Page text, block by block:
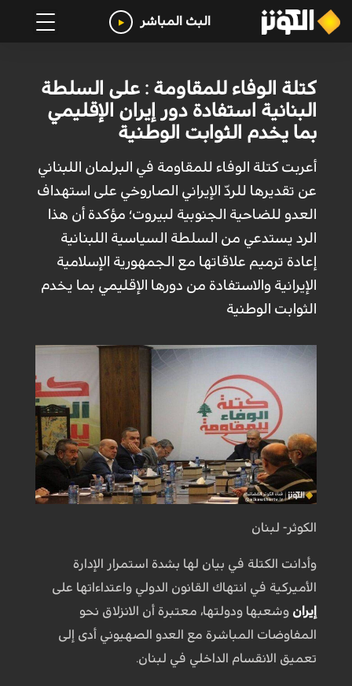
البث المباشر
كتلة الوفاء للمقاومة : على السلطة
البنانية استفادة دور إيران الإقليمي
بما يخدم الثوابت الوطنية
أعربت كتلة الوفاء للمقاومة في البرلمان اللبناني
عن تقديرها للردّ الإيراني الصاروخي على استهداف
العدو للضاحية الجنوبية لبيروت؛ مؤكدة أن هذا
الرد يستدعي من السلطة السياسية اللبنانية
إعادة ترميم علاقاتها مع الجمهورية الإسلامية
الإيرانية والاستفادة من دورها الإقليمي بما يخدم
الثوابت الوطنية
الکوثر- لبنان
وأدانت الكتلة في بيان لها بشدة استمرار الإدارة
الأميركية في انتهاك القانون الدولي واعتداءاتها على
إيران وشعبها ودولتها، معتبرة أن الانزلاق نحو
المفاوضات المباشرة مع العدو الصهيوني أدى إلى
تعميق الانقسام الداخلي في لبنان.